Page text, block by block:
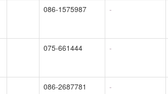
086-1575987 -
075-661444 -
086-2687781 -